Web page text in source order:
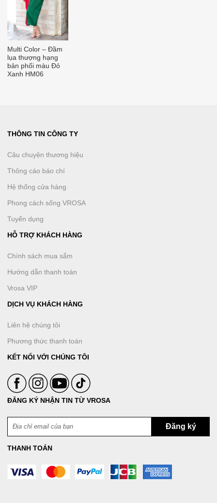
Multi Color – Đầm
lụa thượng hạng
bản phối màu Đỏ
Xanh HM06
THÔNG TIN CÔNG TY
Câu chuyện thương hiệu
Thông cáo báo chí
Hệ thống cửa hàng
Phong cách sống VROSA
Tuyển dụng
HỖ TRỢ KHÁCH HÀNG
Chính sách mua sắm
Hướng dẫn thanh toán
Vrosa VIP
DỊCH VỤ KHÁCH HÀNG
Liên hệ chúng tôi
Phương thức thanh toán
KẾT NỐI VỚI CHÚNG TÔI
ĐĂNG KÝ NHẬN TIN TỪ VROSA
THANH TOÁN